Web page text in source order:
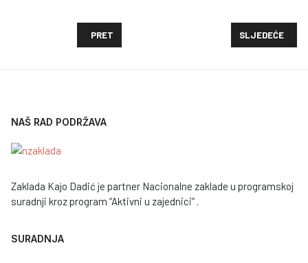
PRETHODNI ČLANAK: PREZENTACIJE NATJEČAJA
PRET SLJEDEĆI
SLJEDEĆE
NAŠ RAD PODRŽAVA
Zaklada Kajo Dadić je partner Nacionalne zaklade u programskoj
suradnji kroz program “Aktivni u zajednici” .
SURADNJA